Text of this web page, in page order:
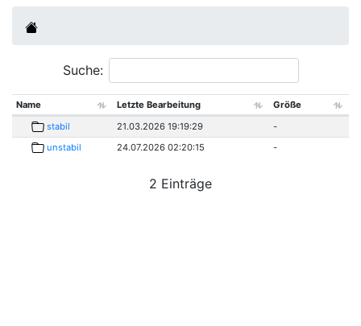
Suche:
Name Letzte Bearbeitung
Größe
stabil
21.03.2026 19:19:29
-
unstabil
24.07.2026 02:20:15 -
2 Einträge